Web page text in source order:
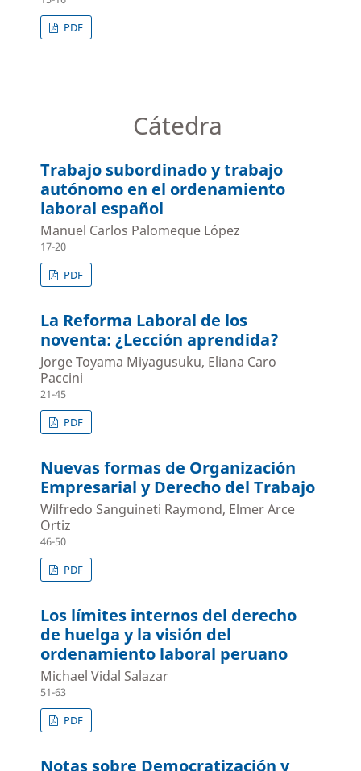
PDF
Cátedra
Trabajo subordinado y trabajo
autónomo en el ordenamiento
laboral español
Manuel Carlos Palomeque López
17-20
PDF
La Reforma Laboral de los
noventa: ¿Lección aprendida?
Jorge Toyama Miyagusuku, Eliana Caro
Paccini
21-45
PDF
Nuevas formas de Organización
Empresarial y Derecho del Trabajo
Wilfredo Sanguineti Raymond, Elmer Arce
Ortiz
46-50
PDF
Los límites internos del derecho
de huelga y la visión del
ordenamiento laboral peruano
Michael Vidal Salazar
51-63
PDF
Notas sobre Democratización y